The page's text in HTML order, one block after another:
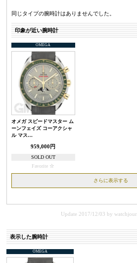
同じタイプの腕時計はありませんでした。
印象が近い腕時計
OMEGA
オメガ スピードマスター ム
ーンフェイズ コーアクシャ
ル マス…
959,000円
SOLD OUT
Favorite
さらに表示する
Update 2017/12/03 by
表示した腕時計
OMEGA